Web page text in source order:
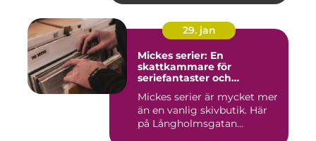
29. jan
Mickes serier: En
skattkammare för
seriefantaster och
Mickes serier är mycket mer
än en vanlig skivbutik. Här
på Långholmsgatan...